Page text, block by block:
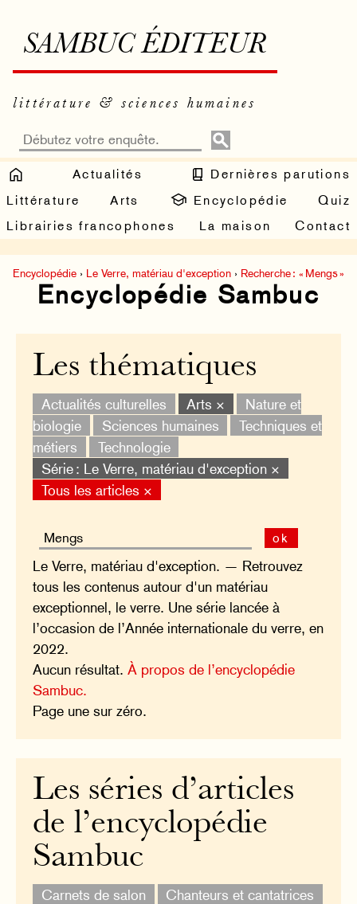
SAMBUC ÉDITEUR
littérature & sciences humaines
Actualités
Dernières parutions
Littérature
Arts Encyclopédie
Quiz
Librairies francophones
La maison Contact
Encyclopédie › Le Verre, matériau d'exception › Recherche : « Mengs »
Encyclopédie Sambuc
Les thématiques
Actualités culturelles Arts ×
Nature et
biologie
Sciences humaines
Techniques et
métiers
Technologie
Série : Le Verre, matériau d'exception ×
Tous les articles ×
ok
Le Verre, matériau d'exception. — Retrouvez
tous les contenus autour d'un matériau
exceptionnel, le verre. Une série lancée à
l’occasion de l’Année internationale du verre, en
2022.
Aucun résultat.À propos de l’encyclopédie
Sambuc.
Page une sur zéro.
Les séries d’articles
de l’encyclopédie
Sambuc
Carnets de salon
Chanteurs et cantatrices